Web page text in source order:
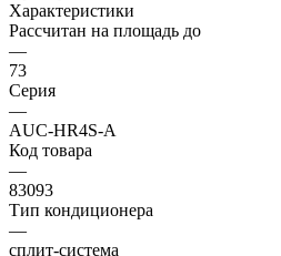
Характеристики
Рассчитан на площадь до
—
73
Серия
—
AUC-HR4S-A
Код товара
—
83093
Тип кондиционера
—
сплит-система